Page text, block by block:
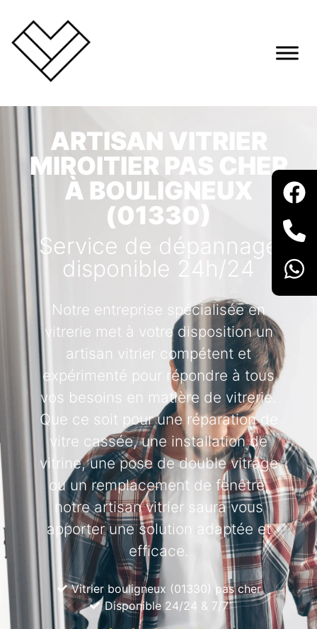
ARTISAN VITRIER
MIROITIER PAS CHER
À BOULIGNEUX
(01330)
Service de dépannage
disponible 24h/24
Notre entreprise spécialisée en
vitrerie met à votre disposition un
artisan vitrier compétent et
expérimenté pour répondre à tous
vos besoins en matière de vitrerie.
Que ce soit pour une réparation de
vitre cassée, une installation de
vitrine, une pose de double vitrage
ou un remplacement de fenêtre,
notre artisan vitrier saura vous
apporter une solution adaptée et
efficace.
Vitrier bouligneux (01330) pas cher
Disponible 24/24 & 7/7